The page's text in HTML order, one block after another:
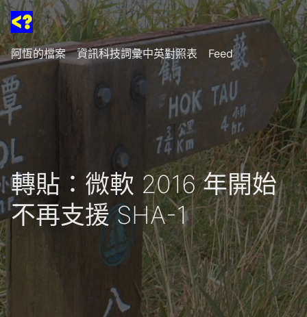
阿恆的檔案 資訊科技詞彙中英對照表 Feed
轉貼：微軟 2016 年開始
不再支援 SHA-1